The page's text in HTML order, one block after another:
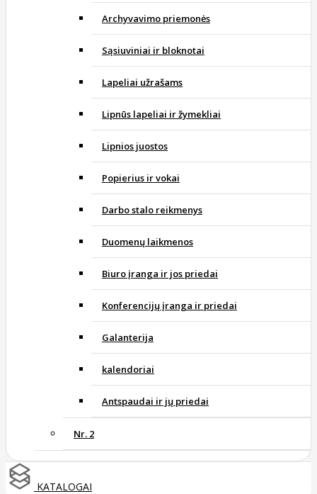
Archyvavimo priemonės
Sąsiuviniai ir bloknotai
Lapeliai užrašams
Lipnūs lapeliai ir žymekliai
Lipnios juostos
Popierius ir vokai
Darbo stalo reikmenys
Duomenų laikmenos
Biuro įranga ir jos priedai
Konferencijų įranga ir priedai
Galanterija
kalendoriai
Antspaudai ir jų priedai
Nr. 2
KATALOGAI